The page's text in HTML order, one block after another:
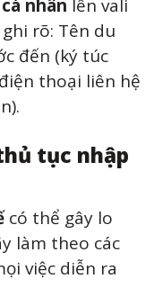
nhân lên vali
rõ: Tên du
đến (ký túc
thoại liên hệ
tục nhập
có thể gây lo
làm theo các
việc diễn ra